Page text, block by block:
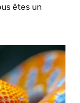
êtes un